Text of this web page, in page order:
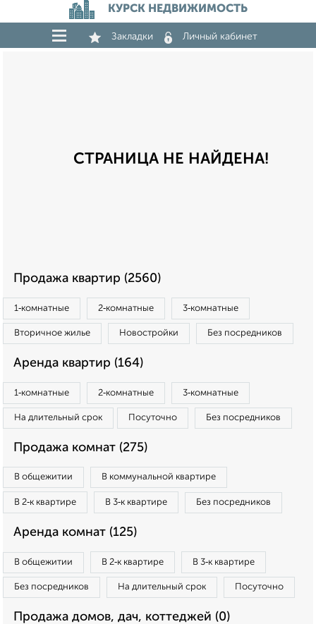
КУРСК НЕДВИЖИМОСТЬ
Закладки Личный кабинет
СТРАНИЦА НЕ НАЙДЕНА!
Продажа квартир (2560)
1‑комнатные 2‑комнатные 3‑комнатные
Вторичное жилье Новостройки Без посредников
Аренда квартир (164)
1‑комнатные 2‑комнатные 3‑комнатные
На длительный срок Посуточно Без посредников
Продажа комнат (275)
В общежитии В коммунальной квартире
В 2‑к квартире В 3‑к квартире Без посредников
Аренда комнат (125)
В общежитии В 2‑к квартире В 3‑к квартире
Без посредников На длительный срок Посуточно
Продажа домов, дач, коттеджей (0)